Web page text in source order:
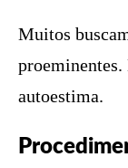
Muitos
proeminentes.
autoestima.